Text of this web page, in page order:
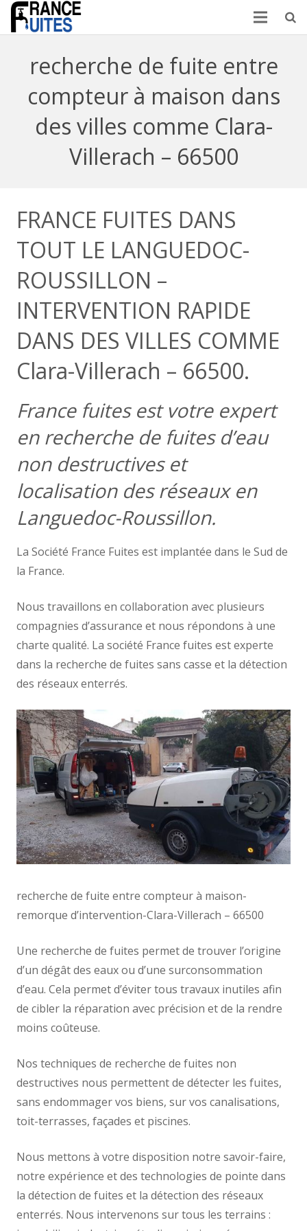
recherche de fuite entre
compteur à maison dans
des villes comme Clara-
Villerach – 66500
FRANCE FUITES DANS
TOUT LE LANGUEDOC-
ROUSSILLON –
INTERVENTION RAPIDE
DANS DES VILLES COMME
Clara-Villerach – 66500.
France fuites est votre expert
en recherche de fuites d’eau
non destructives et
localisation des réseaux en
Languedoc-Roussillon.
La Société France Fuites est implantée dans le Sud de
la France.
Nous travaillons en collaboration avec plusieurs
compagnies d’assurance et nous répondons à une
charte qualité. La société France fuites est experte
dans la recherche de fuites sans casse et la détection
des réseaux enterrés.
recherche de fuite entre compteur à maison-
remorque d’intervention-Clara-Villerach – 66500
Une recherche de fuites permet de trouver l’origine
d’un dégât des eaux ou d’une surconsommation
d’eau. Cela permet d’éviter tous travaux inutiles afin
de cibler la réparation avec précision et de la rendre
moins coûteuse.
Nos techniques de recherche de fuites non
destructives nous permettent de détecter les fuites,
sans endommager vos biens, sur vos canalisations,
toit-terrasses, façades et piscines.
Nous mettons à votre disposition notre savoir-faire,
notre expérience et des technologies de pointe dans
la détection de fuites et la détection des réseaux
enterrés. Nous intervenons sur tous les terrains :